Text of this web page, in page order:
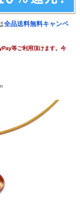
全品送料無料キャンペ
等ご利用頂けます。今